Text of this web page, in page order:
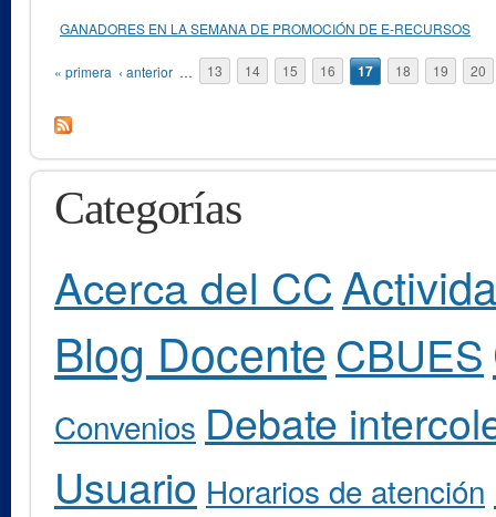
GANADORES EN LA SEMANA DE PROMOCIÓN DE E-RECURSOS
Páginas
« primera ‹ anterior … 13 14 15 16 17 18 19 20
Categorías
Acerca del CC
Blog Docente CBUES
Convenios Debate
Usuario Horarios de atención